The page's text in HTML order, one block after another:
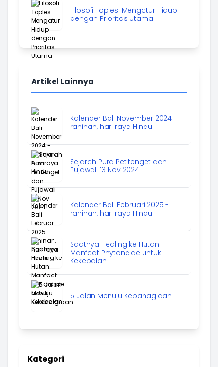
Filosofi Toples: Mengatur Hidup
dengan Prioritas Utama
Artikel Lainnya
Kalender Bali November 2024 -
rahinan, hari raya Hindu
Sejarah Pura Petitenget dan
Pujawali 13 Nov 2024
Kalender Bali Februari 2025 -
rahinan, hari raya Hindu
Saatnya Healing ke Hutan:
Manfaat Phytoncide untuk
Kekebalan
5 Jalan Menuju Kebahagiaan
Kategori